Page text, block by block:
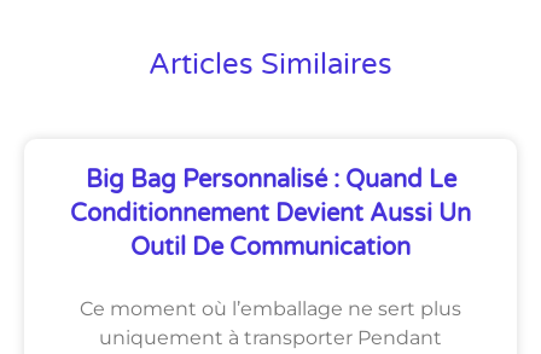
Articles Similaires
Big Bag Personnalisé : Quand Le
Conditionnement Devient Aussi Un
Outil De Communication
Ce moment où l’emballage ne sert plus
uniquement à transporter Pendant